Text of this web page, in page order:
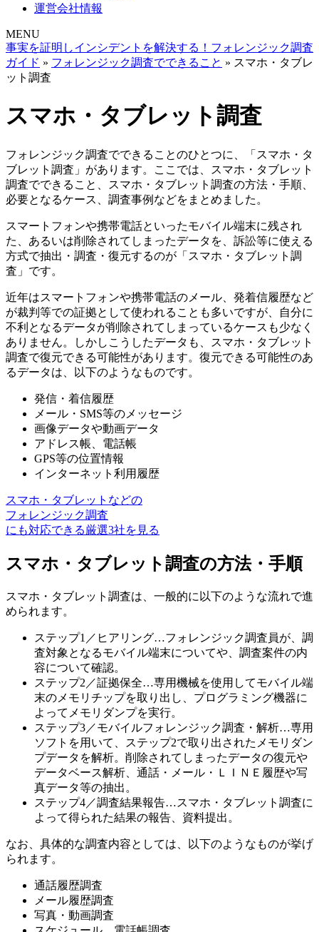
運営会社情報
MENU
事実を証明しインシデントを解決する！フォレンジック調査
ガイド » フォレンジック調査でできること » スマホ・タブレ
ット調査
スマホ・タブレット調査
フォレンジック調査でできることのひとつに、
「スマホ・タ
ブレット調査」 があります。ここでは、スマホ・タブレット
調査でできること、スマホ・タブレット調査の方法・手順、
必要となるケース、調査事例などをまとめました。
スマートフォンや携帯電話といったモバイル端末に残され
た、あるいは削除されてしまったデータを、 訴訟等に使える
方式で抽出・調査・復元するのが「スマホ・タブレット調
査」です。
近年はスマートフォンや携帯電話のメール、発着信履歴など
が裁判等での証拠として使われることも多いですが、自分に
不利となるデータが削除されてしまっているケースも少なく
ありません。しかしこうしたデータも、
スマホ・タブレット
調査で復元できる可能性があります。復元できる可能性のあ
るデータは、以下のようなものです。
発信・着信履歴
メール・SMS等のメッセージ
画像データや動画データ
アドレス帳、電話帳
GPS等の位置情報
インターネット利用履歴
スマホ・タブレットなどの
フォレンジック調査
にも対応できる厳選3社を見る
スマホ・タブレット調査の方法・手順
スマホ・タブレット調査は、一般的に以下のような流れで進
められます。
ステップ1／ヒアリング…フォレンジック調査員が、調
査対象となるモバイル端末についてや、調査案件の内
容について確認。
ステップ2／証拠保全…専用機械を使用してモバイル端
末のメモリチップを取り出し、プログラミング機器に
よってメモリダンプを実行。
ステップ3／モバイルフォレンジック調査・解析…専用
ソフトを用いて、ステップ2で取り出されたメモリダン
プデータを解析。削除されてしまったデータの復元や
データベース解析、通話・メール・ＬＩＮＥ履歴や写
真データ等の抽出。
ステップ4／調査結果報告…スマホ・タブレット調査に
よって得られた結果の報告、資料提出。
なお、具体的な調査内容としては、以下のようなものが挙げ
られます。
通話履歴調査
メール履歴調査
写真・動画調査